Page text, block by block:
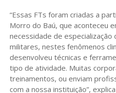
“Essas FTs foram criadas a
Morro do Baú, que aconteceu
necessidade de
militares, nestes fenômenos
desenvolveu técnicas e
tipo de atividade. Muitas
treinamentos, ou enviam
com a nossa instituição”,